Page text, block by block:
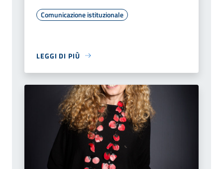
Comunicazione istituzionale
LEGGI DI PIÙ